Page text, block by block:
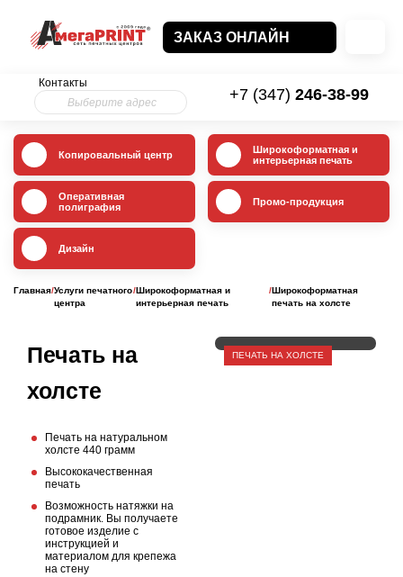
ЗАКАЗ ОНЛАЙН
Контакты
Выберите адрес
+7 (347) 246-38-99
Копировальный центр
Широкоформатная и
интерьерная печать
Оперативная
полиграфия
Промо-продукция
Дизайн
Главная/Услуги печатного
центра
/Широкоформатная и
интерьерная печать
/Широкоформатная
печать на холсте
Печать на
холсте
Печать на натуральном
холсте 440 грамм
Высококачественная
печать
Возможность натяжки на
подрамник. Вы получаете
готовое изделие с
инструкцией и
материалом для крепежа
на стену
ПЕЧАТЬ НА ХОЛСТЕ